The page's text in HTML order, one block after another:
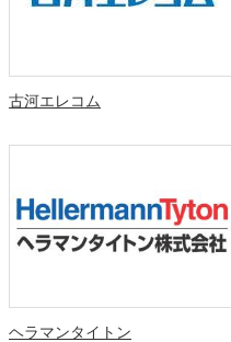
古河エレコム
ヘラマンタイトン